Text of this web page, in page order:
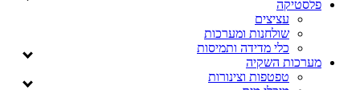
פלסטיקה
עציצים
שולחנות ומערכות
כלי מדידה ותמיסות
מערכות השקיה
טפטפות וצינורות